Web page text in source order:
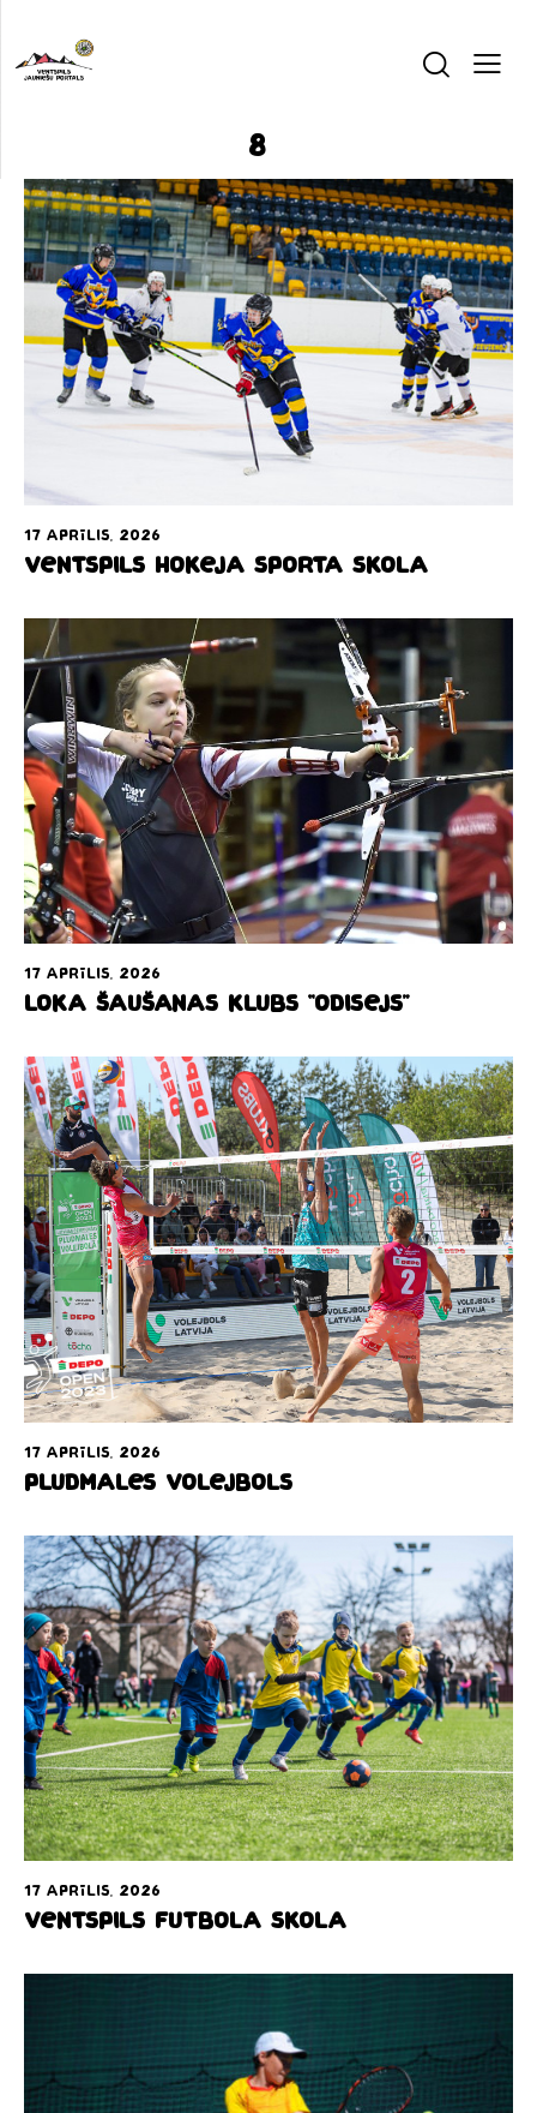
8
17 aprīlis, 2026
Ventspils hokeja sporta skola
17 aprīlis, 2026
Loka šaušanas klubs “Odisejs”
17 aprīlis, 2026
Pludmales volejbols
17 aprīlis, 2026
Ventspils Futbola Skola